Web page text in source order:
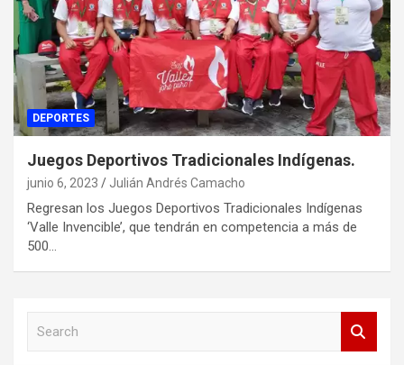
DEPORTES
Juegos Deportivos Tradicionales Indígenas.
junio 6, 2023 Julián Andrés Camacho
Regresan los Juegos Deportivos Tradicionales Indígenas
‘Valle Invencible’, que tendrán en competencia a más de
500…